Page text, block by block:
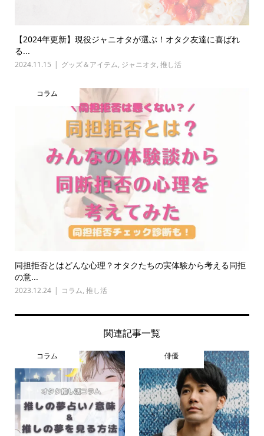
【2024年更新】現役ジャニオタが選ぶ！オタク友達に喜ばれ
る...
2024.11.15 グッズ＆アイテム, ジャニオタ, 推し活
コラム
同担拒否とはどんな心理？オタクたちの実体験から考える同拒
の意...
2023.12.24 コラム, 推し活
関連記事一覧
コラム 俳優